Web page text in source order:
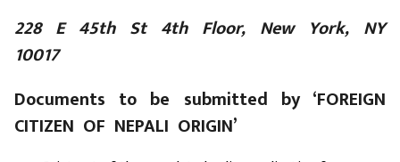
228 E 45th St 4th Floor, New York, NY
10017
Documents to be submitted by ‘FOREIGN
CITIZEN OF NEPALI ORIGIN’